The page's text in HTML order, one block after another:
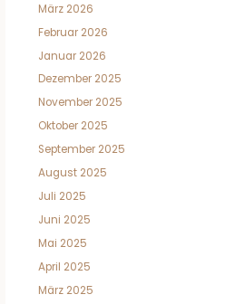
März 2026
Februar 2026
Januar 2026
Dezember 2025
November 2025
Oktober 2025
September 2025
August 2025
Juli 2025
Juni 2025
Mai 2025
April 2025
März 2025